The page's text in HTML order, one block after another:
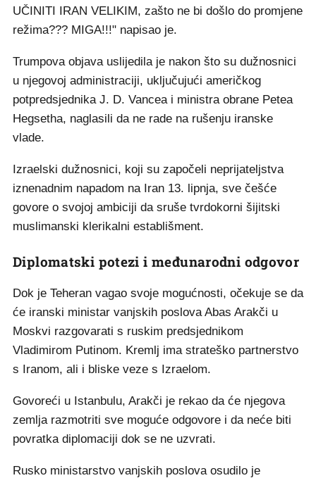
UČINITI IRAN VELIKIM, zašto ne bi došlo do promjene
režima??? MIGA!!!" napisao je.
Trumpova objava uslijedila je nakon što su dužnosnici
u njegovoj administraciji, uključujući američkog
potpredsjednika J. D. Vancea i ministra obrane Petea
Hegsetha, naglasili da ne rade na rušenju iranske
vlade.
Izraelski dužnosnici, koji su započeli neprijateljstva
iznenadnim napadom na Iran 13. lipnja, sve češće
govore o svojoj ambiciji da sruše tvrdokorni šijitski
muslimanski klerikalni establišment.
Diplomatski potezi i međunarodni odgovor
Dok je Teheran vagao svoje mogućnosti, očekuje se da
će iranski ministar vanjskih poslova Abas Arakči u
Moskvi razgovarati s ruskim predsjednikom
Vladimirom Putinom. Kremlj ima strateško partnerstvo
s Iranom, ali i bliske veze s Izraelom.
Govoreći u Istanbulu, Arakči je rekao da će njegova
zemlja razmotriti sve moguće odgovore i da neće biti
povratka diplomaciji dok se ne uzvrati.
Rusko ministarstvo vanjskih poslova osudilo je